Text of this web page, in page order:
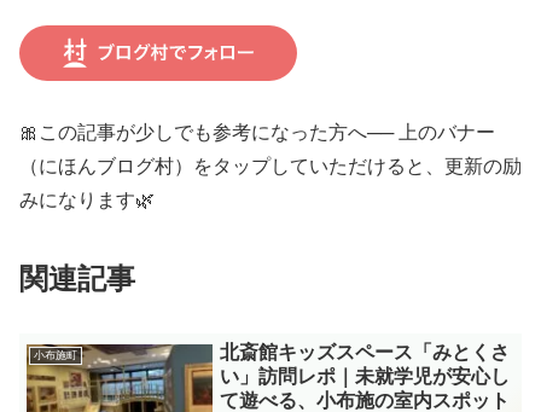
🎀この記事が少しでも参考になった方へ── 上のバナー
（にほんブログ村）をタップしていただけると、更新の励
みになります🌿
関連記事
小布施町
北斎館キッズスペース「みとくさ
い」訪問レポ｜未就学児が安心し
て遊べる、小布施の室内スポット